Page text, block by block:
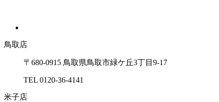
鳥取店
〒680-0915 ⿃取県⿃取市緑ケ丘3丁⽬9-17
TEL 0120-36-4141
⽶⼦店